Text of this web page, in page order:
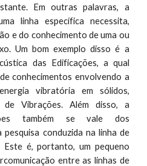
Em outras palavras, a
linha específica necessita,
e do conhecimento de uma ou
Um bom exemplo disso é a
das Edificações, a qual
conhecimentos envolvendo a
vibratória em sólidos,
de Vibrações. Além disso, a
também se vale dos
conduzida na linha de
Este é, portanto, um pequeno
entre as linhas de